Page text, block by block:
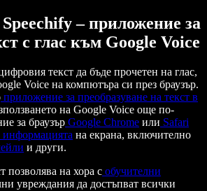
– приложение за
с глас към Google Voice
текст да бъде прочетен на глас,
Voice на компютъра си през браузър.
приложение за преобразуване на текст в
на Google Voice още по-
за браузър Google Chrome или Safari
информацията на екрана, включително
и други.
позволява на хора с обучителни
увреждания да достъпват всички